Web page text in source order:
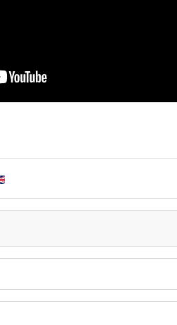
ácidos fuertes